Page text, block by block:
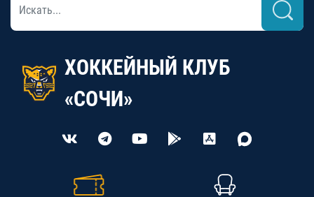
ХОККЕЙНЫЙ КЛУБ
«СОЧИ»